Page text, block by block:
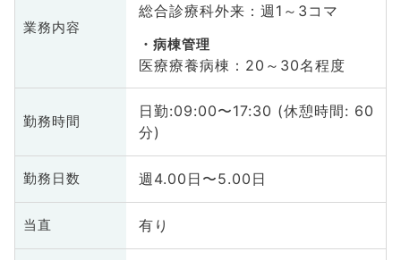
業務内容
総合診療科外来：週1～3コマ
病棟管理
医療療養病棟：20～30名程度
勤務時間
日勤:09:00〜17:30 (休憩時間: 60
分)
勤務日数 週4.00日〜5.00日
当直 有り